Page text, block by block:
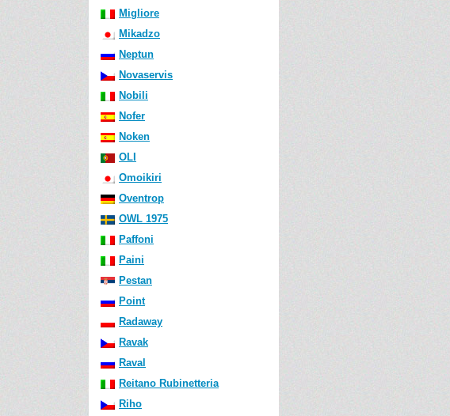
Migliore
Mikadzo
Neptun
Novaservis
Nobili
Nofer
Noken
OLI
Omoikiri
Oventrop
OWL 1975
Paffoni
Paini
Pestan
Point
Radaway
Ravak
Raval
Reitano Rubinetteria
Riho